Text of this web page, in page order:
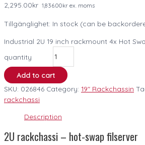
2,295.00kr 1,836.00kr ex. moms
Tillgänglighet: In stock (can be
Industrial 2U 19 inch rackmount 4x Hot
quantity
Add to cart
SKU: 026846 Category: 19" Rackchassin
rackchassi
Description
2U rackchassi – hot-swap filserver